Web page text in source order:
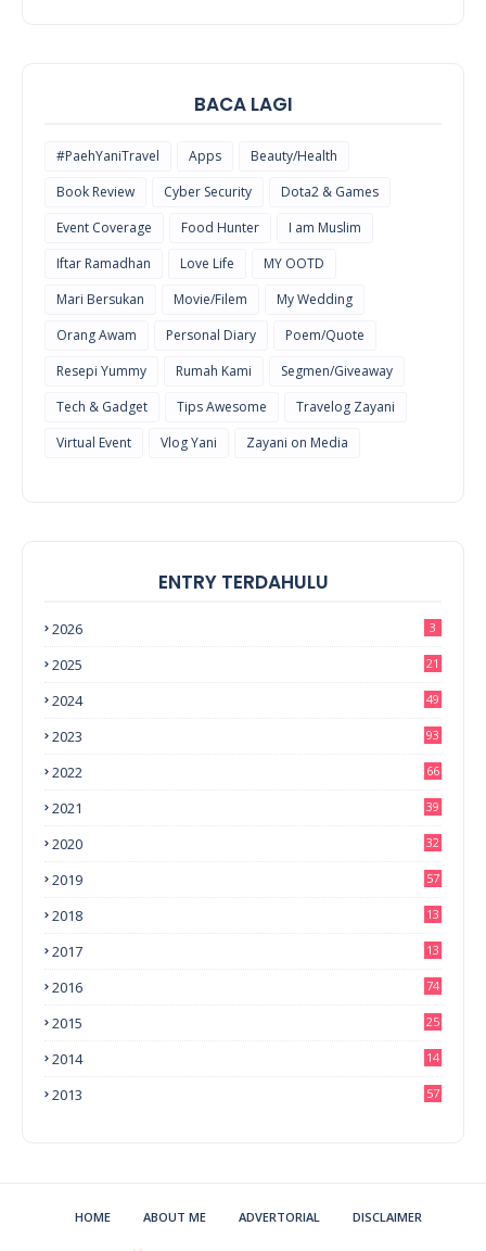
BACA LAGI
#PaehYaniTravel Apps
Beauty/Health
Book Review
Cyber Security
Dota2 & Games
Event Coverage
Food Hunter
I am Muslim
Iftar Ramadhan
Love Life
MY OOTD
Mari Bersukan
Movie/Filem
My Wedding
Orang Awam
Personal Diary
Poem/Quote
Resepi Yummy
Rumah Kami
Segmen/Giveaway
Tech & Gadget
Tips Awesome
Travelog Zayani
Virtual Event
Vlog Yani Zayani on Media
ENTRY TERDAHULU
2026 3
2025 21
2024 49
2023 93
2022 66
2021 39
2020 32
2019 57
2018
13
2017
13
2016 74
2015 25
2014
14
2013 57
HOME ABOUT ME ADVERTORIAL DISCLAIMER